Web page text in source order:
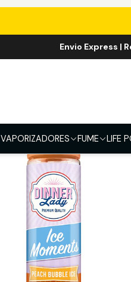
Envio Express |
VAPORIZADORES FUME LIFE